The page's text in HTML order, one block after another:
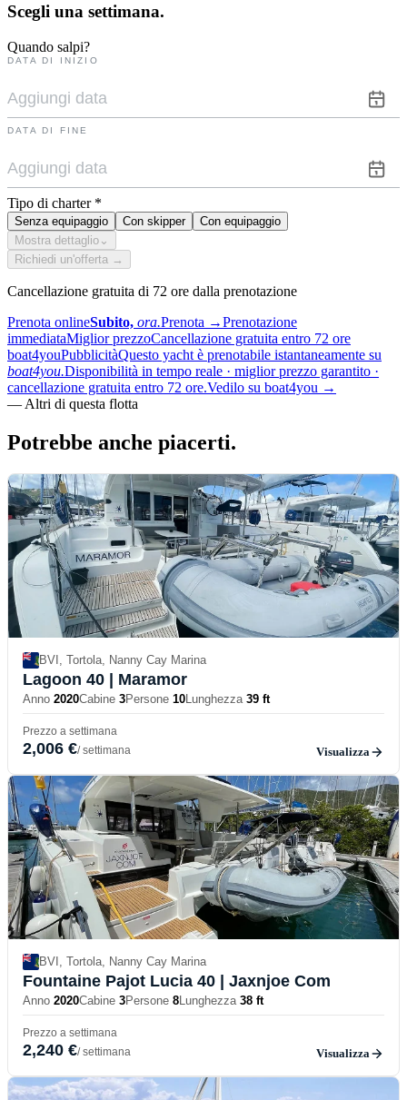
Scegli una settimana.
Quando salpi?
DATA DI INIZIO
DATA DI FINE
Tipo di charter *
Senza equipaggio Con skipper
Con equipaggio
Mostra dettaglio ⌄
Richiedi un'offerta →
Cancellazione gratuita di 72 ore dalla prenotazione
Prenota onlineSubito, ora.Prenota →Prenotazione
immediataMiglior prezzoCancellazione gratuita entro 72 ore
boat4youPubblicitàQuesto yacht è prenotabile istantaneamente su
boat4you.Disponibilità in tempo reale · miglior prezzo garantito ·
cancellazione gratuita entro 72 ore.Vedilo su boat4you →
— Altri di questa flotta
Potrebbe anche piacerti.
BVI, Tortola, Nanny Cay Marina
Lagoon 40 | Maramor
Anno 2020Cabine 3Persone 10Lunghezza 39 ft
Prezzo a settimana
2,006 €/ settimana Visualizza
BVI, Tortola, Nanny Cay Marina
Fountaine Pajot Lucia 40 | Jaxnjoe Com
Anno 2020Cabine 3Persone 8Lunghezza 38 ft
Prezzo a settimana
2,240 €/ settimana Visualizza